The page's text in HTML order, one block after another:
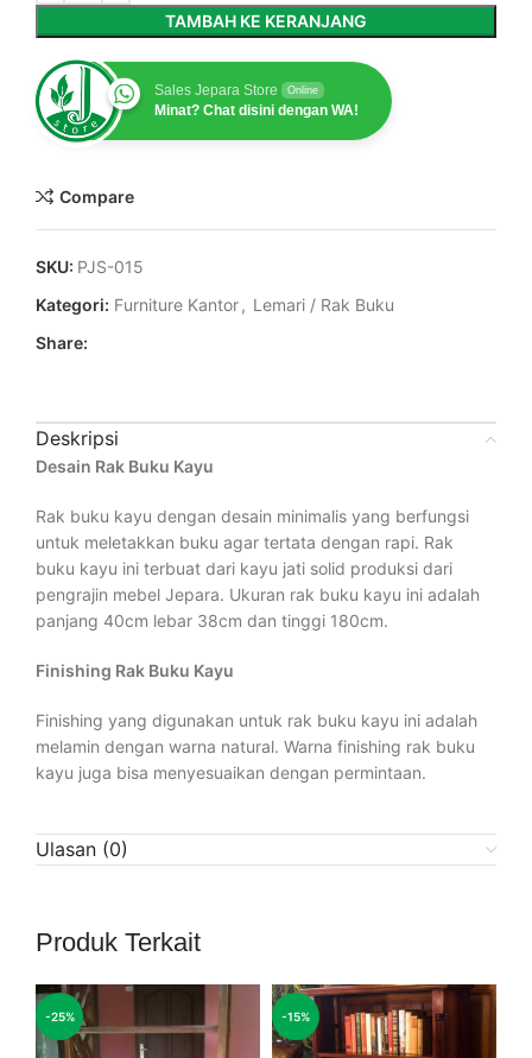
TAMBAH KE KERANJANG
Sales Jepara Store Online
Minat? Chat disini dengan WA!
Compare
SKU: PJS-015
Kategori: Furniture Kantor, Lemari / Rak Buku
Share:
Deskripsi
Desain Rak Buku Kayu
Rak buku kayu dengan desain minimalis yang berfungsi
untuk meletakkan buku agar tertata dengan rapi. Rak
buku kayu ini terbuat dari kayu jati solid produksi dari
pengrajin mebel Jepara. Ukuran rak buku kayu ini adalah
panjang 40cm lebar 38cm dan tinggi 180cm.
Finishing Rak Buku Kayu
Finishing yang digunakan untuk rak buku kayu ini adalah
melamin dengan warna natural. Warna finishing rak buku
kayu juga bisa menyesuaikan dengan permintaan.
Ulasan (0)
Produk Terkait
-25% -15%